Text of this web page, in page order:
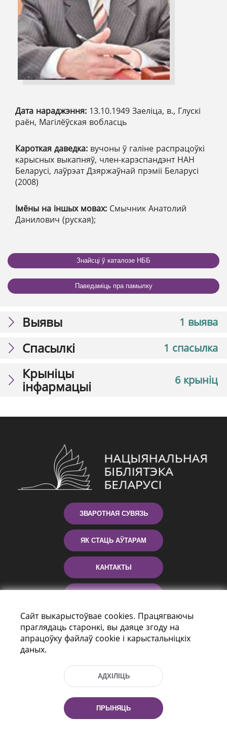
Дата нараджэння: 13.10.1949 Заеліца, в., Глускі
раён, Магілёўская вобласць
Кароткая даведка: вучоны ў галіне распрацоўкі
карысных выкапняў, член-карэспандэнт НАН
Беларусі, лаўрэат Дзяржаўнай прэміі Беларусі
(2008)
Імёны на іншых мовах: Смычник Анатолий
Данилович (руская);
Знайсці ў каталозе НББ
Паведаміць пра памылку
1 выява
Выявы
1 спасылка
Спасылкі
6 крыніц
Крыніцы
інфармацыі
ЗВАРОТНАЯ СУВЯЗЬ
ЯК СТАЦЬ АЎТАРАМ
КАНТАКТЫ
г. Мiнск, Рэспубліка Беларусь, 220114
Тэл.: (+375 17) 368 37 37, Факс: (+375 17)
Сайт выкарыстоўвае cookies. Працягваючы
праглядаць старонкі, вы даяце згоду на
апрацоўку файлаў cookie і карыстальніцкіх
даных.
АДХІЛІЦЬ
ПРЫНЯЦЬ